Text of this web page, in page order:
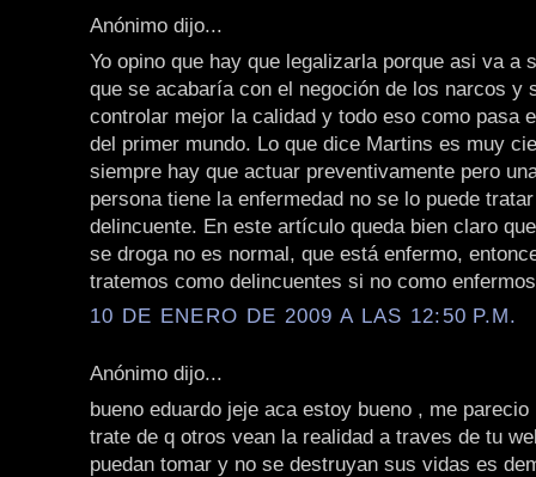
Anónimo dijo...
Yo opino que hay que legalizarla porque asi va a
que se acabaría con el negoción de los narcos y
controlar mejor la calidad y todo eso como pasa
del primer mundo. Lo que dice Martins es muy
siempre hay que actuar preventivamente pero
persona tiene la enfermedad no se lo puede
delincuente. En este artículo queda bien claro
se droga no es normal, que está enfermo,
tratemos como delincuentes si no como
10 DE ENERO DE 2009 A LAS 12:50 P.M.
Anónimo dijo...
bueno eduardo jeje aca estoy bueno , me parecio
trate de q otros vean la realidad a traves de tu
puedan tomar y no se destruyan sus vidas es